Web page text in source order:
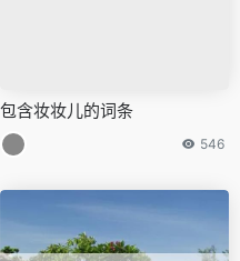
包含妆妆儿的词条
546